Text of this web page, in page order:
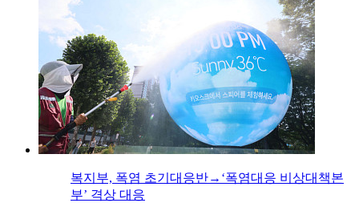
복지부, 폭염 초기대응반→‘폭염대응 비상대책본
부’ 격상 대응